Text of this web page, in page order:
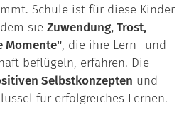
Schule ist für diese Kinder
sie Zuwendung, Trost,
Momente", die ihre Lern- und
beflügeln, erfahren. Die
Selbstkonzepten und
für erfolgreiches Lernen.